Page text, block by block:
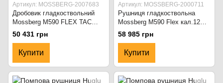
Артикул: MOSSBERG-2007683
Дробовик гладкоствольний
Mossberg M590 FLEX TAC
STK 20" Чорний
50 431 грн
Купити
Артикул: MOSSBERG-2000711
Рушниця гладкоствольна
Mossberg M590 Flex кал.12
20" Synthetic Matte Black
58 985 грн
Купити